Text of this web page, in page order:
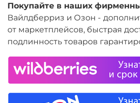
Покупайте в наших
Вайлдберриз и Озон -
от маркетплейсов, быстрая
подлинность товаров